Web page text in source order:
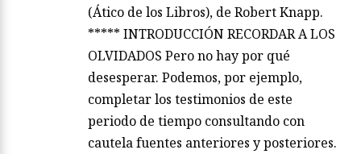
(Ático de los Libros), de Robert Knapp.
***** INTRODUCCIÓN RECORDAR A LOS
OLVIDADOS Pero no hay por qué
desesperar. Podemos, por ejemplo,
completar los testimonios de este
periodo de tiempo consultando con
cautela fuentes anteriores y posteriores.